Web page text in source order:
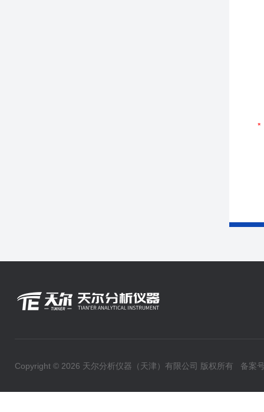
Copyright © 2026 天尔分析仪器（天津）有限公司 版权所有 备案